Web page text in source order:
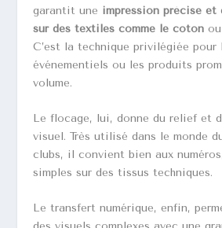
garantit une impression précise et
sur des textiles comme le coton
C’est la technique privilégiée pour
événementiels ou les produits
volume.
Le flocage, lui, donne du relief et
visuel. Très utilisé dans le monde
clubs, il convient bien aux
simples sur des tissus techniques.
Le transfert numérique, enfin,